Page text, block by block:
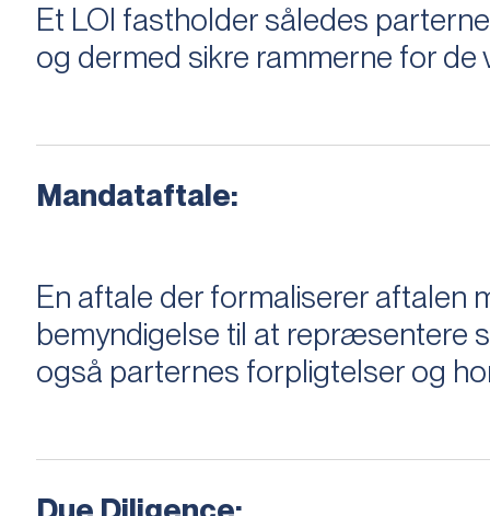
Et LOI fastholder således
og dermed sikre rammerne for de
Mandataftale:
En aftale der formaliserer
bemyndigelse til at repræsentere
også parternes forpligtelser og